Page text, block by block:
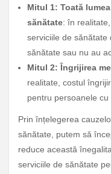
Mitul 1: Toată
sănătate: în
serviciile de sănătate
sănătate sau nu au
Mitul 2: Îngrijirea
realitate, costul
pentru persoanele
Prin înțelegerea
sănătate, putem să
reduce această
serviciile de sănătate